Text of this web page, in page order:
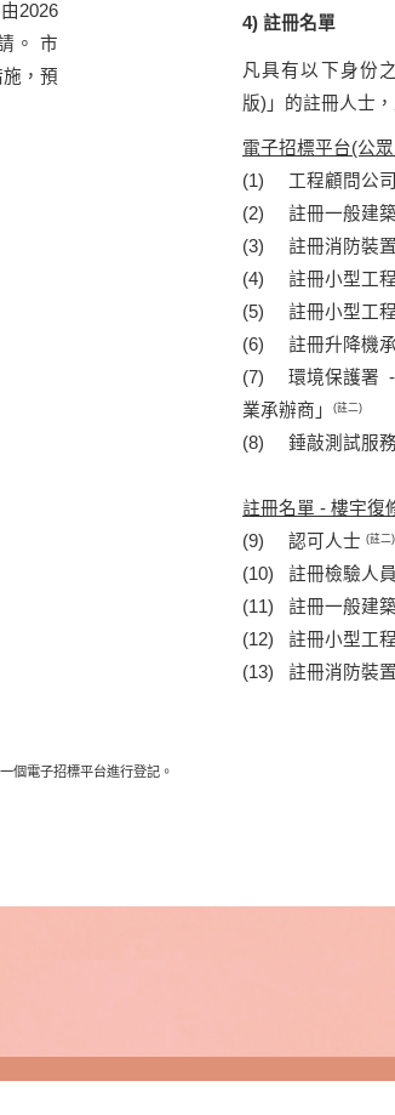
2026
。 市
，預
4) 註冊名單
凡具有以下身份
版)」的註冊人士
電子招標平台(公
(1) 工程顧問公司
(2) 註冊一般建
(3) 註冊消防裝置
(4) 註冊小型工程
(5) 註冊小型工程
(6) 註冊升降機
(7) 環境保護署 -
業承辦商」(註二)
(8) 錘敲測試服
註冊名單 - 樓宇復
(9) 認可人士(註二)
(10) 註冊檢驗人
(11) 註冊一般建
(12) 註冊小型工
(13) 註冊消防裝
一個電子招標平台進行登記。